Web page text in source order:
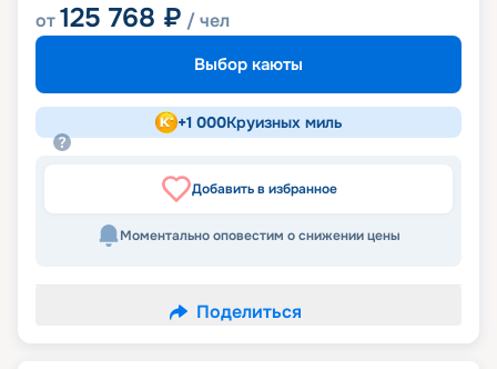
от125 768 ₽ / чел
Выбор каюты
+1 000Круизных миль
Добавить в избранное
Моментально оповестим о снижении цены
Поделиться